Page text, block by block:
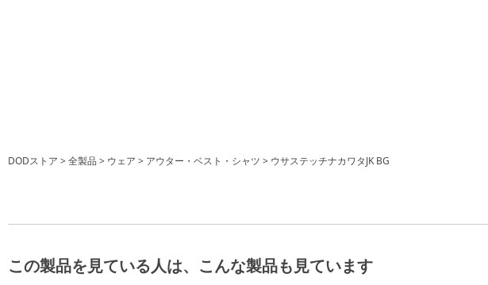
DODストア 全製品 ウェア アウター・ベスト・シャツ ウサステッチナカワタJK BG
この製品を見ている人は、こんな製品も見ています